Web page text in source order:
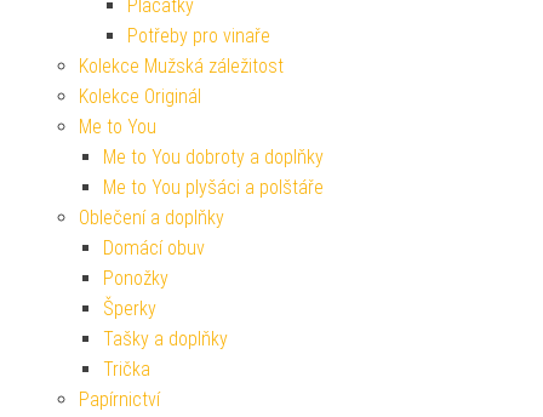
Placatky
Potřeby pro vinaře
Kolekce Mužská záležitost
Kolekce Originál
Me to You
Me to You dobroty a doplňky
Me to You plyšáci a polštáře
Oblečení a doplňky
Domácí obuv
Ponožky
Šperky
Tašky a doplňky
Trička
Papírnictví